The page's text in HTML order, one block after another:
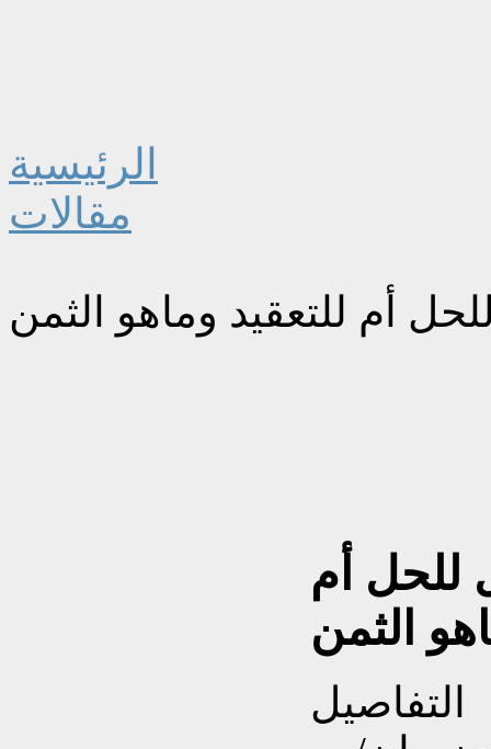
الرئيسية
مقالات
أم للتعقيد وماهو الثمن
للحل أم
الثمن
التفاصيل